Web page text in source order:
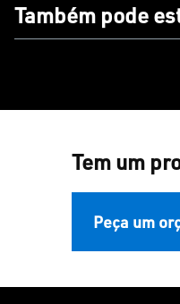
Também pode
Tem um
Peça um